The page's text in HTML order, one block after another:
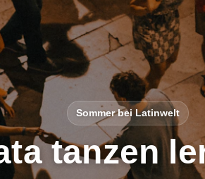
Sommer bei Latinwelt
tanzen